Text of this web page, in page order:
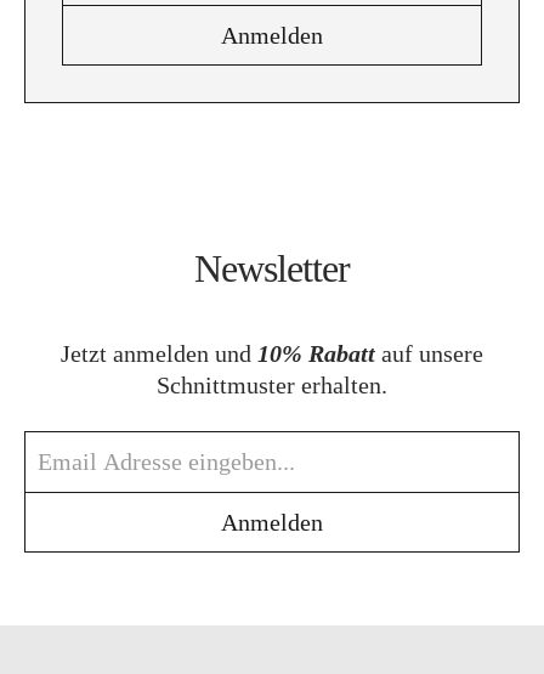
Newsletter
Jetzt anmelden und 10% Rabatt auf unsere
Schnittmuster erhalten.